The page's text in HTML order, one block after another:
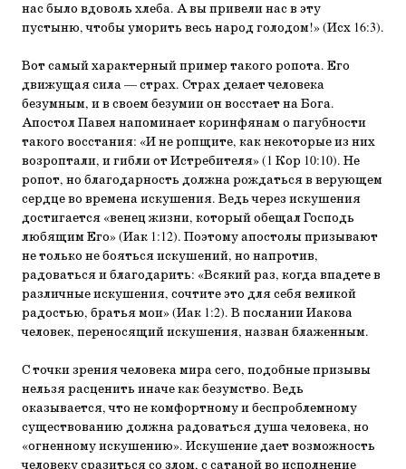
нас было вдоволь хлеба. А вы привели нас в эту
пустыню, чтобы уморить весь народ голодом!» (Исх 16:3).
Вот самый характерный пример такого ропота. Его
движущая сила — страх. Страх делает человека
безумным, и в своем безумии он восстает на Бога.
Апостол Павел напоминает коринфянам о пагубности
такого восстания: «И не ропщите, как некоторые из них
возроптали, и гибли от Истребителя» (1 Кор 10:10). Не
ропот, но благодарность должна рождаться в верующем
сердце во времена искушения. Ведь через искушения
достигается «венец жизни, который обещал Господь
любящим Его» (Иак 1:12). Поэтому апостолы призывают
не только не бояться искушений, но напротив,
радоваться и благодарить: «Всякий раз, когда впадете в
различные искушения, сочтите это для себя великой
радостью, братья мои» (Иак 1:2). В послании Иакова
человек, переносящий искушения, назван блаженным.
С точки зрения человека мира сего, подобные призывы
нельзя расценить иначе как безумство. Ведь
оказывается, что не комфортному и беспроблемному
существованию должна радоваться душа человека, но
«огненному искушению». Искушение дает возможность
человеку сразиться со злом, с сатаной во исполнение